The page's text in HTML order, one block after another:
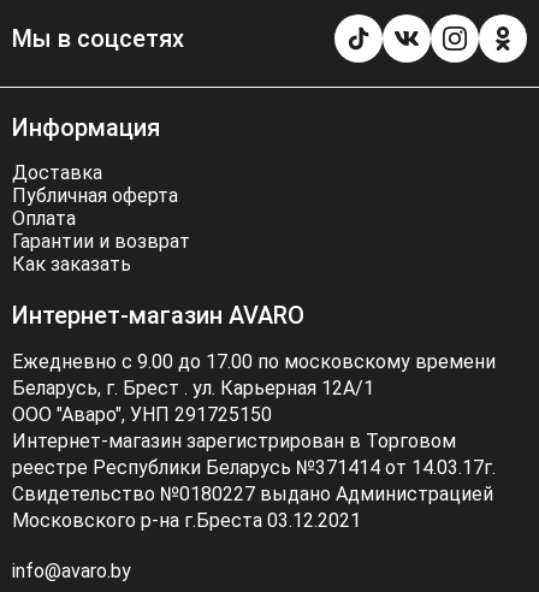
Мы в соцсетях
Информация
Доставка
Публичная оферта
Оплата
Гарантии и возврат
Как заказать
Интернет-магазин AVARO
Ежедневно с 9.00 до 17.00 по московскому времени
Беларусь, г. Брест . ул. Карьерная 12А/1
ООО "Аваро", УНП 291725150
Интернет-магазин зарегистрирован в Торговом
реестре Республики Беларусь №371414 от 14.03.17г.
Свидетельство №0180227 выдано Администрацией
Московского р-на г.Бреста 03.12.2021
info@avaro.by